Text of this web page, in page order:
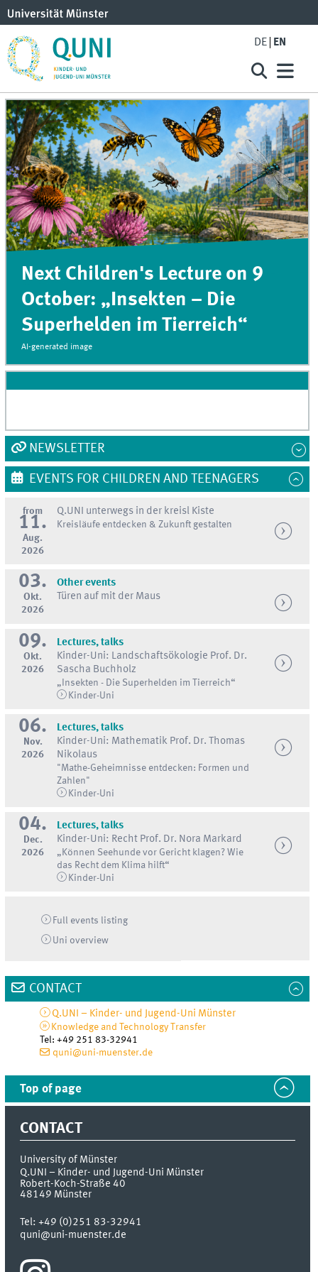
DE EN
Next Children's Lecture on 9
October: „Insekten – Die
Superhelden im Tierreich“
AI-generated image
NEWSLETTER
EVENTS FOR CHILDREN AND TEENAGERS
from
11.
Aug.
2026
Q.UNI unterwegs in der kreisl Kiste
Kreisläufe entdecken & Zukunft gestalten
03.
Okt.
2026
Other events
Türen auf mit der Maus
09.
Okt.
2026
Lectures, talks
Kinder-Uni: Landschaftsökologie Prof. Dr.
Sascha Buchholz
„Insekten - Die Superhelden im Tierreich“
Kinder-Uni
06.
Nov.
2026
Lectures, talks
Kinder-Uni: Mathematik Prof. Dr. Thomas
Nikolaus
"Mathe-Geheimnisse entdecken: Formen und
Zahlen"
Kinder-Uni
04.
Dec.
2026
Lectures, talks
Kinder-Uni: Recht Prof. Dr. Nora Markard
„Können Seehunde vor Gericht klagen? Wie
das Recht dem Klima hilft“
Kinder-Uni
Full events listing
Uni overview
CONTACT
Q.UNI – Kinder- und Jugend-Uni Münster
Knowledge and Technology Transfer
Tel:+49 251 83-32941
quni@uni-muenster.de
Top of page
CONTACT
University of Münster
Q.UNI – Kinder- und Jugend-Uni Münster
Robert-Koch-Straße 40
48149 Münster
Tel:+49 (0)251 83-32941
quni@uni-muenster.de